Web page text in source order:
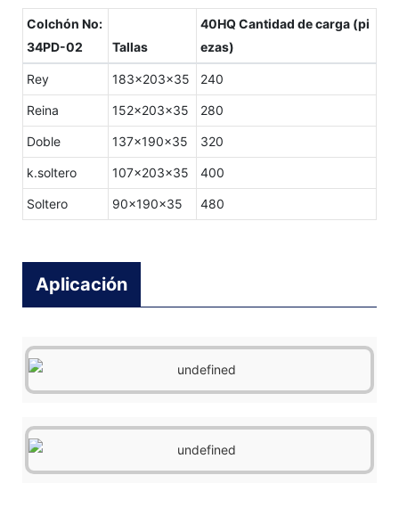
Colchón No:
34PD-02
Tallas
40HQ Cantidad de carga (pi
ezas)
Rey 183x203x35 240
Reina 152x203x35 280
Doble 137x190x35 320
k.soltero 107x203x35 400
Soltero 90x190x35 480
Aplicación